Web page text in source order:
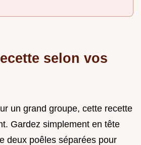
selon vos
un grand groupe, cette recette
Gardez simplement en tête
deux poêles séparées pour